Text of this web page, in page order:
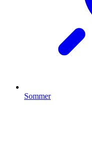
Sommer